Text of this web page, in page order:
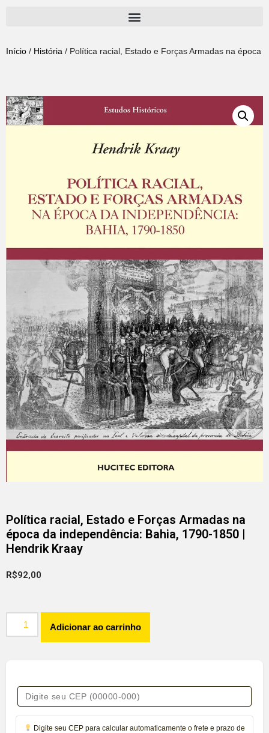
para
Início / História / Política racial, Estado e Forças Armadas na época
Política racial, Estado e Forças Armadas na
época da independência: Bahia, 1790-1850 |
Hendrik Kraay
R$92,00
Adicionar ao carrinho
Digite seu CEP para calcular automaticamente o frete e prazo de